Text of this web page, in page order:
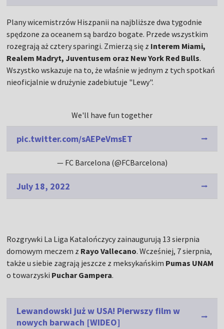
Plany wicemistrzów Hiszpanii na najbliższe dwa tygodnie
spędzone za oceanem są bardzo bogate. Przede wszystkim
rozegrają aż cztery sparingi. Zmierzą się z Interem Miami,
Realem Madryt, Juventusem oraz New York Red Bulls.
Wszystko wskazuje na to, że właśnie w jednym z tych spotkań
nieoficjalnie w drużynie zadebiutuje "Lewy".
We'll have fun together
pic.twitter.com/sAEPeVmsET
— FC Barcelona (@FCBarcelona)
July 18, 2022
Rozgrywki La Liga Katalończycy zainaugurują 13 sierpnia
domowym meczem z Rayo Vallecano. Wcześniej, 7 sierpnia,
także u siebie zagrają jeszcze z meksykańskim Pumas UNAM
o towarzyski Puchar Gampera.
Lewandowski już w USA! Pierwszy film w
nowych barwach [WIDEO]